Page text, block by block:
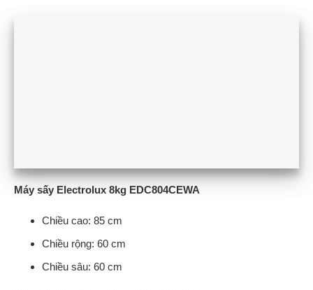
Máy sấy Electrolux 8kg EDC804CEWA
Chiều cao: 85 cm
Chiều rộng: 60 cm
Chiều sâu: 60 cm